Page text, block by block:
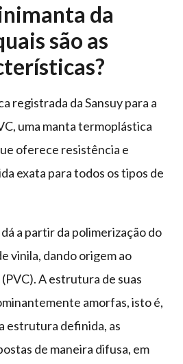
da
são as
registrada da Sansuy para a
uma manta termoplástica
oferece resistência e
exata para todos os tipos de
a partir da polimerização do
vinila, dando origem ao
A estrutura de suas
amorfas, isto é,
estrutura definida, as
de maneira difusa, em